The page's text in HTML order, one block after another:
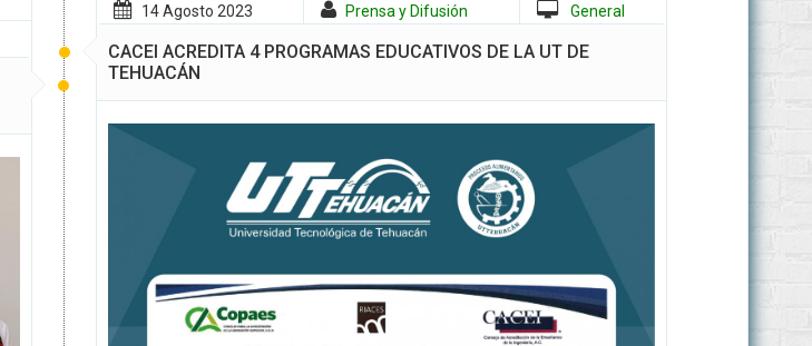
14 Agosto 2023 Prensa y Difusión General
CACEI ACREDITA 4 PROGRAMAS EDUCATIVOS DE LA UT DE
TEHUACÁN